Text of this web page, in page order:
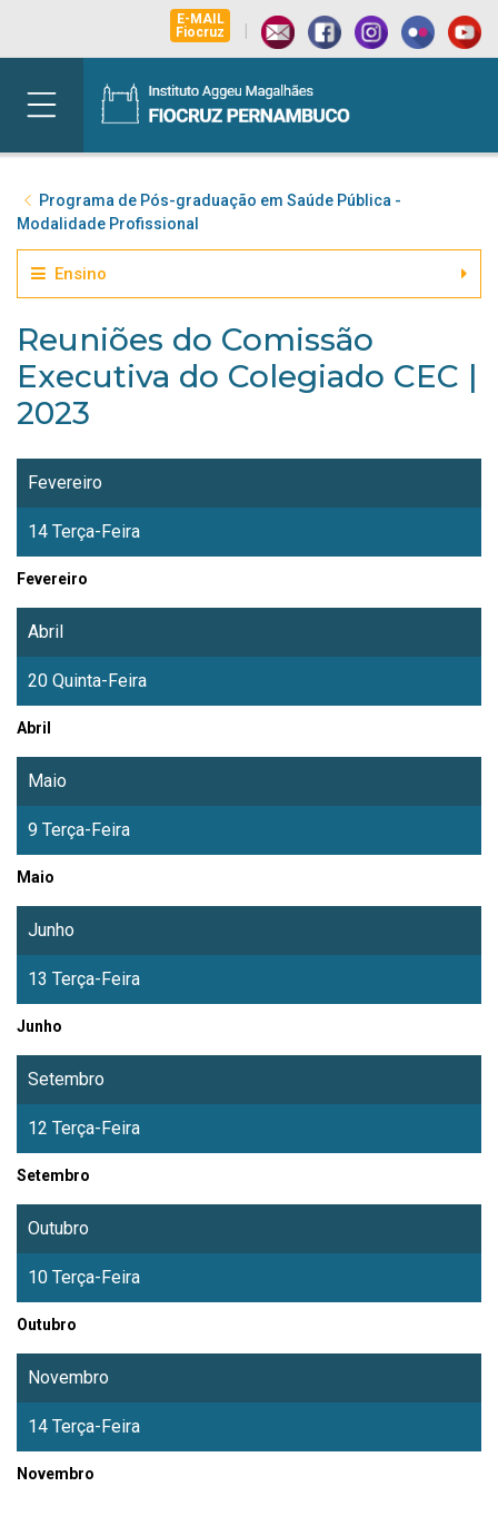
E-MAIL
Fiocruz
|
Programa de Pós-graduação em Saúde Pública -
Modalidade Profissional
Ensino
Reuniões do Comissão
Executiva do Colegiado CEC |
2023
Fevereiro
14 Terça-Feira
Fevereiro
Abril
20 Quinta-Feira
Abril
Maio
9 Terça-Feira
Maio
Junho
13 Terça-Feira
Junho
Setembro
12 Terça-Feira
Setembro
Outubro
10 Terça-Feira
Outubro
Novembro
14 Terça-Feira
Novembro